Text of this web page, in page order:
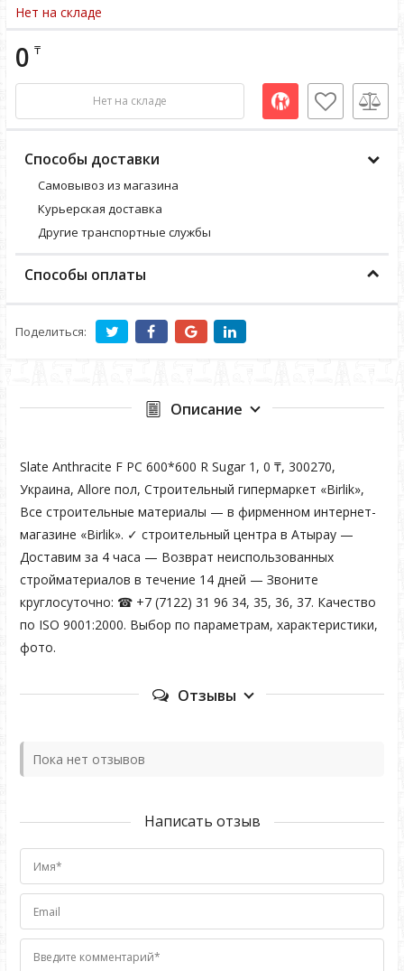
Нет на складе
0 ₸
Нет на складе
Способы доставки
Самовывоз из магазина
Курьерская доставка
Другие транспортные службы
Способы оплаты
Поделиться:
Описание
Slate Anthracite F PC 600*600 R Sugar 1, 0 ₸, 300270,
Украина, Allore пол, Строительный гипермаркет «Birlik»,
Все строительные материалы — в фирменном интернет-
магазине «Birlik». ✓ строительный центра в Атырау —
Доставим за 4 часа — Возврат неиспользованных
стройматериалов в течение 14 дней — Звоните
круглосуточно: ☎ +7 (7122) 31 96 34, 35, 36, 37. Качество
по ISO 9001:2000. Выбор по параметрам, характеристики,
фото.
Отзывы
Пока нет отзывов
Написать отзыв
Имя*
Email
Введите комментарий*